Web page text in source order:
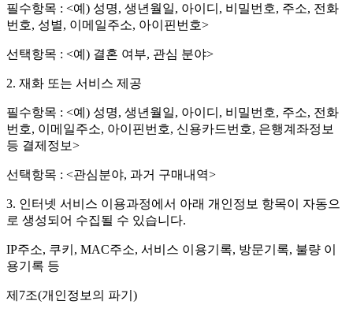
필수항목 : <예) 성명, 생년월일, 아이디, 비밀번호, 주소, 전화
번호, 성별, 이메일주소, 아이핀번호>
선택항목 : <예) 결혼 여부, 관심 분야>
2. 재화 또는 서비스 제공
필수항목 : <예) 성명, 생년월일, 아이디, 비밀번호, 주소, 전화
번호, 이메일주소, 아이핀번호, 신용카드번호, 은행계좌정보
등 결제정보>
선택항목 : <관심분야, 과거 구매내역>
3. 인터넷 서비스 이용과정에서 아래 개인정보 항목이 자동으
로 생성되어 수집될 수 있습니다.
IP주소, 쿠키, MAC주소, 서비스 이용기록, 방문기록, 불량 이
용기록 등
제7조(개인정보의 파기)